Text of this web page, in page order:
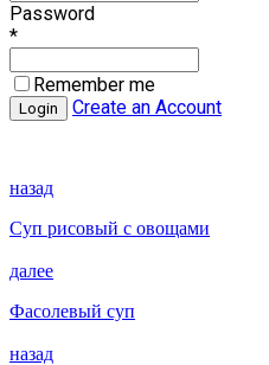
Password
*
Remember me
Create an Account
назад
Суп рисовый с овощами
далее
Фасолевый суп
назад